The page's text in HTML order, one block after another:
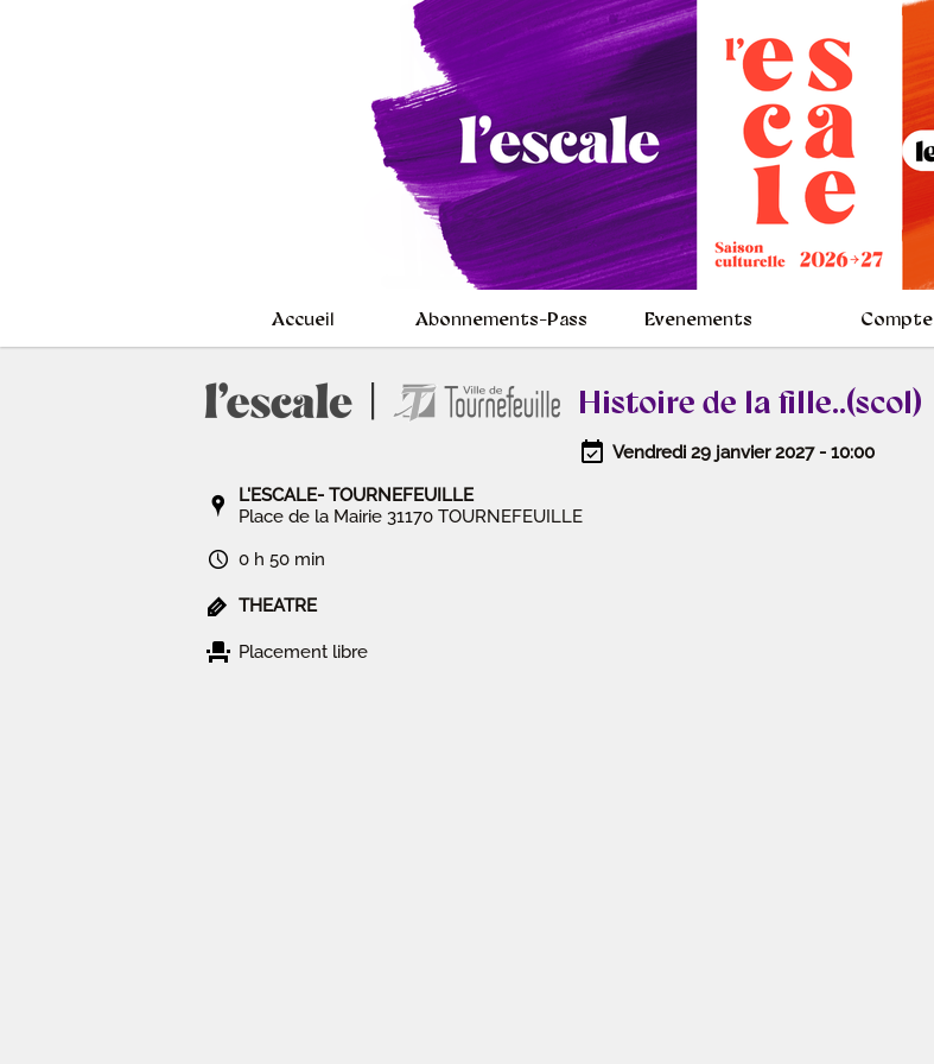
Accueil Abonnements-Pass Evenements Compte
Histoire de la fille..(scol)
Vendredi 29 janvier 2027 - 10:00
L'ESCALE- TOURNEFEUILLE
Place de la Mairie 31170 TOURNEFEUILLE
0 h 50 min
THEATRE
Placement libre